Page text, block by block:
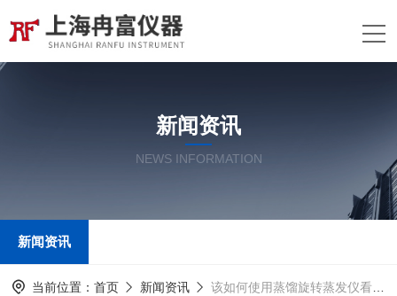
新闻资讯
NEWS INFORMATION
新闻资讯
当前位置： 首页 新闻资讯 该如何使用蒸馏旋转蒸发仪看完本篇你就知道了